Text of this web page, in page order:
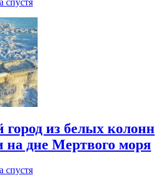
город из белых колонн
на дне Мертвого моря
спустя